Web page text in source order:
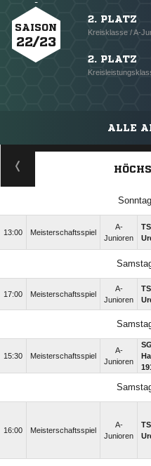
SAISON
22/23
2. PLATZ
Kreisklasse / A-
2. PLATZ
ALLE
13:00 Meisterschaftsspiel
A-
Junioren
17:00 Meisterschaftsspiel
A-
Junioren
15:30 Meisterschaftsspiel
A-
Junioren
16:00 Meisterschaftsspiel
A-
Junioren